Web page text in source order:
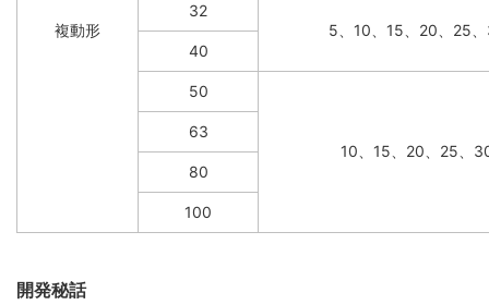
複動形
32
5、10、15、20、25
40
50
10、15、20、25、
63
80
100
開発秘話